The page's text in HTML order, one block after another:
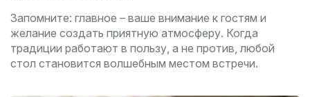
Запомните: главное – ваше внимание к гостям и
желание создать приятную атмосферу. Когда
традиции работают в пользу, а не против, любой
стол становится волшебным местом встречи.